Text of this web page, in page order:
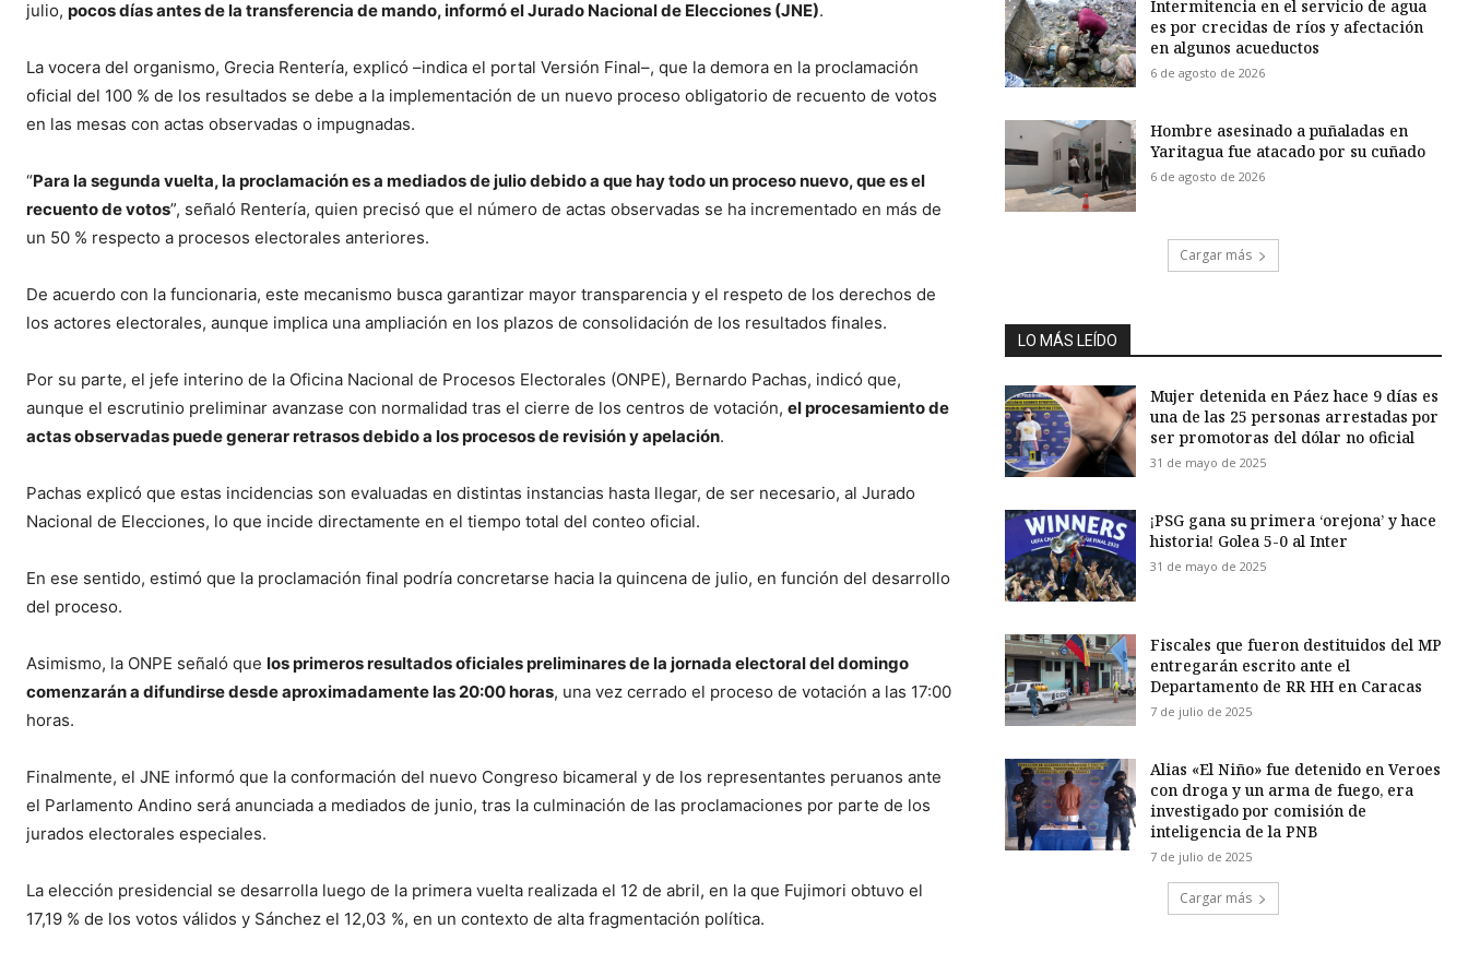
julio, pocos días antes de la transferencia de mando, informó el Jurado Nacional de Elecciones (JNE).
La vocera del organismo, Grecia Rentería, explicó –indica el portal Versión Final–, que la demora en la proclamación
oficial del 100 % de los resultados se debe a la implementación de un nuevo proceso obligatorio de recuento de votos
en las mesas con actas observadas o impugnadas.
“Para la segunda vuelta, la proclamación es a mediados de julio debido a que hay todo un proceso nuevo, que es el
recuento de votos”, señaló Rentería, quien precisó que el número de actas observadas se ha incrementado en más de
un 50 % respecto a procesos electorales anteriores.
De acuerdo con la funcionaria, este mecanismo busca garantizar mayor transparencia y el respeto de los derechos de
los actores electorales, aunque implica una ampliación en los plazos de consolidación de los resultados finales.
Por su parte, el jefe interino de la Oficina Nacional de Procesos Electorales (ONPE), Bernardo Pachas, indicó que,
aunque el escrutinio preliminar avanzase con normalidad tras el cierre de los centros de votación, el procesamiento de
actas observadas puede generar retrasos debido a los procesos de revisión y apelación.
Pachas explicó que estas incidencias son evaluadas en distintas instancias hasta llegar, de ser necesario, al Jurado
Nacional de Elecciones, lo que incide directamente en el tiempo total del conteo oficial.
En ese sentido, estimó que la proclamación final podría concretarse hacia la quincena de julio, en función del desarrollo
del proceso.
Asimismo, la ONPE señaló que los primeros resultados oficiales preliminares de la jornada electoral del domingo
comenzarán a difundirse desde aproximadamente las 20:00 horas, una vez cerrado el proceso de votación a las 17:00
horas.
Finalmente, el JNE informó que la conformación del nuevo Congreso bicameral y de los representantes peruanos ante
el Parlamento Andino será anunciada a mediados de junio, tras la culminación de las proclamaciones por parte de los
jurados electorales especiales.
La elección presidencial se desarrolla luego de la primera vuelta realizada el 12 de abril, en la que Fujimori obtuvo el
17,19 % de los votos válidos y Sánchez el 12,03 %, en un contexto de alta fragmentación política.
Intermitencia en el servicio de agua
es por crecidas de ríos y afectación
en algunos acueductos
6 de agosto de 2026
Hombre asesinado a puñaladas en
Yaritagua fue atacado por su cuñado
6 de agosto de 2026
Cargar más
LO MÁS LEÍDO
Mujer detenida en Páez hace 9 días es
una de las 25 personas arrestadas por
ser promotoras del dólar no oficial
31 de mayo de 2025
¡PSG gana su primera ‘orejona’ y hace
historia! Golea 5-0 al Inter
31 de mayo de 2025
Fiscales que fueron destituidos del MP
entregarán escrito ante el
Departamento de RR HH en Caracas
7 de julio de 2025
Alias «El Niño» fue detenido en Veroes
con droga y un arma de fuego, era
investigado por comisión de
inteligencia de la PNB
7 de julio de 2025
Cargar más